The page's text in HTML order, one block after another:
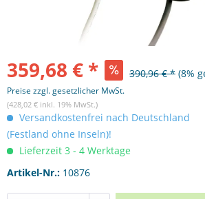
359,68 € * 390,96 € * (8%
Preise zzgl. gesetzlicher MwSt.
(428,02 € inkl. 19% MwSt.)
Versandkostenfrei nach Deutschland
(Festland ohne Inseln)!
Lieferzeit 3 - 4 Werktage
Artikel-Nr.: 10876